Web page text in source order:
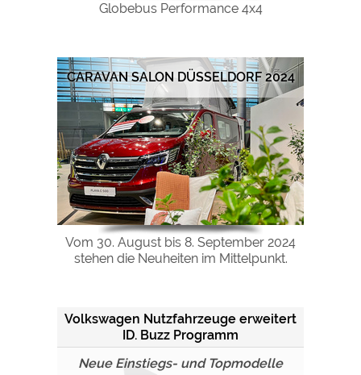
Globebus Performance 4x4
CARAVAN SALON DÜSSELDORF 2024
Vom 30. August bis 8. September 2024
stehen die Neuheiten im Mittelpunkt.
Volkswagen Nutzfahrzeuge erweitert
ID. Buzz Programm
Neue Einstiegs- und Topmodelle